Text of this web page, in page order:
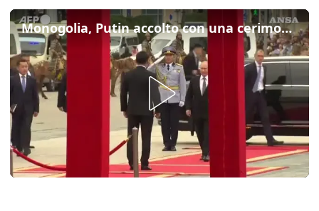
Monogolia, Putin accolto con una cerimonia di benvenuto